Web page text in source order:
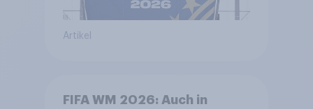
Artikel
FIFA WM 2026: Auch in